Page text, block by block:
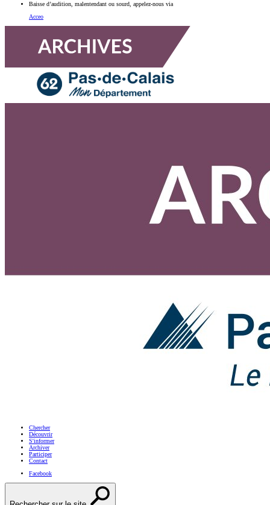
Baisse d’audition, malentendant ou sourd, appelez-nous via
Acceo
Chercher
Découvrir
S'informer
Archiver
Participer
Contact
Facebook